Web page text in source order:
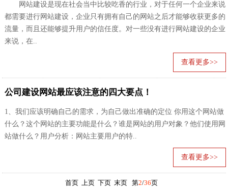
网站建设是现在社会当中比较吃香的行业，对于任何一个企业来说
都需要进行网站建设，企业只有拥有自己的网站之后才能够收获更多的
流量，而且还能够提升用户的信任度。对一些没有进行网站建设的企业
来说，在..
查看更多>>
公司建设网站最应该注意的四大要点！
1、我们应该明确自己的需求，为自己做出准确的定位 你用这个网站做
什么？这个网站的主要功能是什么？谁是网站的用户对象？他们使用网
站做什么？用户分析：网站主要用户的特..
查看更多>>
首页 上页 下页 末页 第2/36 页